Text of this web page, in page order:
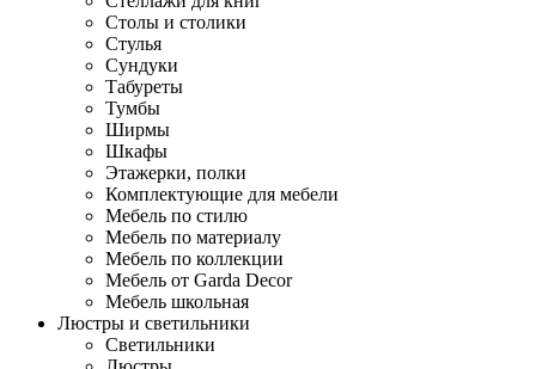
Столы и столики
Стулья
Сундуки
Табуреты
Тумбы
Ширмы
Шкафы
Этажерки, полки
Комплектующие для мебели
Мебель по стилю
Мебель по материалу
Мебель по коллекции
Мебель от Garda Decor
Мебель школьная
Люстры и светильники
Светильники